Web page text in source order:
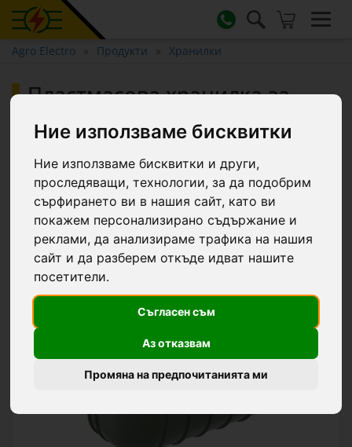
Ние използваме бисквитки
Ние използваме бисквитки и други,
проследяващи, технологии, за да подобрим
сърфирането ви в нашия сайт, като ви
покажем персонализирано съдържание и
реклами, да анализираме трафика на нашия
сайт и да разберем откъде идват нашите
посетители.
Съгласен съм
Аз отказвам
Промяна на предпочитанията ми
Agro Electro Продукти Хранилки
Пластмасова хранилка за
литра